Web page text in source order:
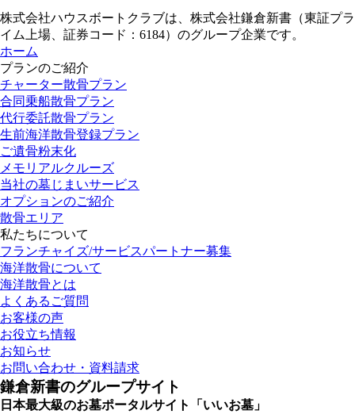
株式会社ハウスボートクラブは、株式会社鎌倉新書（東証プラ
イム上場、証券コード：6184）のグループ企業です。
ホーム
プランのご紹介
チャーター散骨プラン
合同乗船散骨プラン
代行委託散骨プラン
生前海洋散骨登録プラン
ご遺骨粉末化
メモリアルクルーズ
当社の墓じまいサービス
オプションのご紹介
散骨エリア
私たちについて
フランチャイズ/サービスパートナー募集
海洋散骨について
海洋散骨とは
よくあるご質問
お客様の声
お役立ち情報
お知らせ
お問い合わせ・資料請求
鎌倉新書のグループサイト
日本最大級のお墓ポータルサイト「いいお墓」